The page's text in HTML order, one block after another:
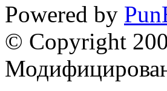
Powered by
© Copyright